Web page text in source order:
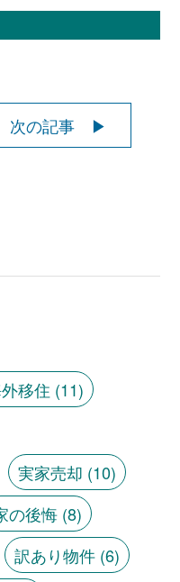
次の記事 ▶
移住 (11)
実家売却 (10)
の後悔(8)
訳あり物件(6)